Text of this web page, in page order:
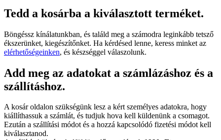
Tedd a kosárba a kiválasztott terméket.
Böngéssz kínálatunkban, és találd meg a számodra leginkább tetsző
ékszerünket, kiegészítőnket. Ha kérdésed lenne, keress minket az
elérhetőségeinken, és készséggel válaszolunk.
Add meg az adatokat a számlázáshoz és a
szállításhoz.
A kosár oldalon szükségünk lesz a kért személyes adatokra, hogy
kiállíthassuk a számlát, és tudjuk hova kell küldenünk a csomagot.
Ezután a szállítási módot és a hozzá kapcsolódó fizetési módot kell
kiválasztanod.